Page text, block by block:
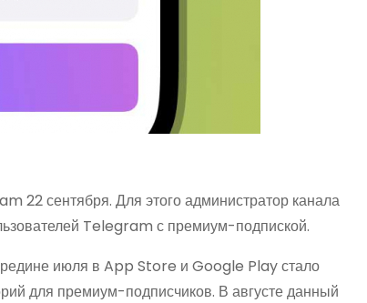
22 сентября. Для этого администратор канала
Telegram с премиум-подпиской.
июля в App Store и Google Play стало
для премиум-подписчиков. В августе данный